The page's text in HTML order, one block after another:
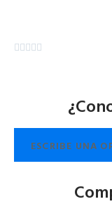
    
ESCRIBE UNA